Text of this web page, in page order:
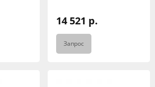
14 521 р.
Запрос